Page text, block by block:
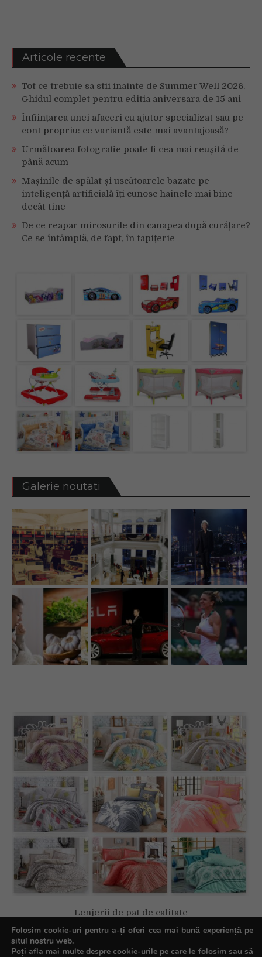
Articole recente
Tot ce trebuie sa stii inainte de Summer Well 2026.
Ghidul complet pentru editia aniversara de 15 ani
Înființarea unei afaceri cu ajutor specializat sau pe
cont propriu: ce variantă este mai avantajoasă?
Următoarea fotografie poate fi cea mai reușită de
până acum
Mașinile de spălat și uscătoarele bazate pe
inteligență artificială îți cunosc hainele mai bine
decât tine
De ce reapar mirosurile din canapea după curățare?
Ce se întâmplă, de fapt, în tapițerie
Galerie noutati
Lenjerii de pat de calitate
Folosim cookie-uri pentru a-ți oferi cea mai bună experiență pe
situl nostru web.
Poți afla mai multe despre cookie-urile pe care le folosim sau să